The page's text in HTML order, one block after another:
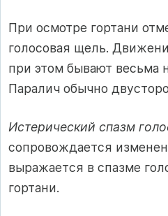
При осмотре гортани
голосовая щель.
при этом бывают весьма
Паралич обычно
Истерический спазм
сопровождается
выражается в спазме
гортани.